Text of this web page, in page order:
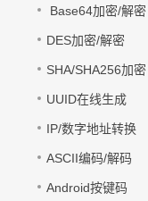
Base64加密/解密
DES加密/解密
SHA/SHA256加密
UUID在线生成
IP/数字地址转换
ASCII编码/解码
Android按键码